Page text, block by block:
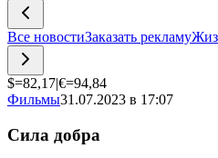
Все новостиЗаказать рекламу
$=82,17|€=94,84
Фильмы31.07.2023 в 17:07
Сила добра